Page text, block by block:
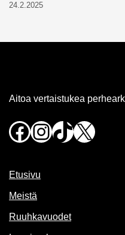
24.2.2025
Aitoa vertaistukea
Facebook
Instagram
TikTok
X
Etusivu
Meistä
Ruuhkavuodet